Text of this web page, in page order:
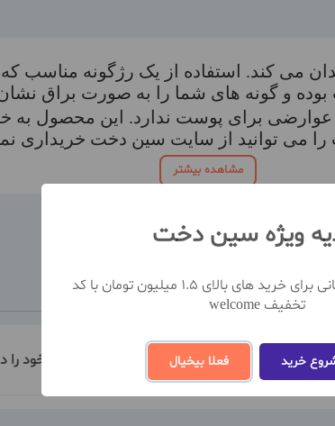
می کند. استفاده از یک رژگونه مناسب
بوده و گونه های شما را به صورت براق
و عوارضی برای پوست ندارد. این محصول
می توانید از سایت سین دخت خریداری
مشاهده بیشتر
نظر خود
ویژه سین دخت
تخفیف 100هزار تومانی برای خرید های بالای 1.5 میلیون تومان با کد
تخفیف welcome
خرید فعلا بیخیال